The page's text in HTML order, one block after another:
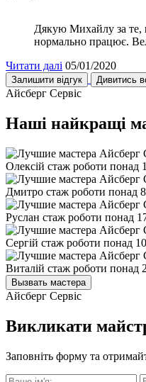
Дякую Михайлу за те,
нормально працює.
Читати далі 05/01/2020
Залишити відгук Дивитись
Айсберг Сервіс
Наші найкращі
Олексій стаж роботи понад
Дмитро стаж роботи понад 8
Руслан стаж роботи понад
Сергій стаж роботи понад
Виталій стаж роботи понад
Вызвать мастера
Айсберг Сервіс
Викликати
Заповніть форму та